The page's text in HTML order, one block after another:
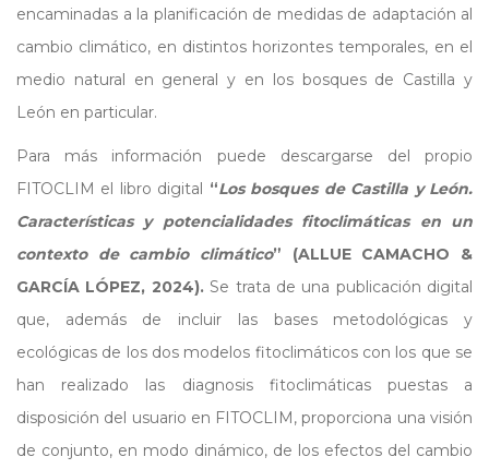
encaminadas a la planificación de medidas de adaptación al
cambio climático, en distintos horizontes temporales, en el
medio natural en general y en los bosques de Castilla y
León en particular.
Para más información puede descargarse del propio
FITOCLIM el libro digital “Los bosques de Castilla y León.
Características y potencialidades fitoclimáticas en un
contexto de cambio climático” (ALLUE CAMACHO &
GARCÍA LÓPEZ, 2024).Se trata de una publicación digital
que, además de incluir las bases metodológicas y
ecológicas de los dos modelos fitoclimáticos con los que se
han realizado las diagnosis fitoclimáticas puestas a
disposición del usuario en FITOCLIM, proporciona una visión
de conjunto, en modo dinámico, de los efectos del cambio